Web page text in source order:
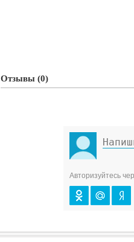
Отзывы (0)
Авторизуйтесь